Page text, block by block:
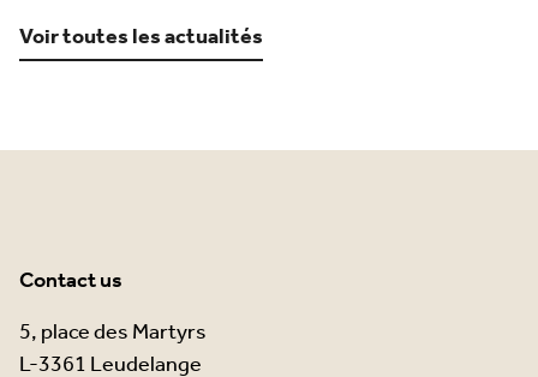
Voir toutes les actualités
Contact us
5, place des Martyrs
L-3361 Leudelange